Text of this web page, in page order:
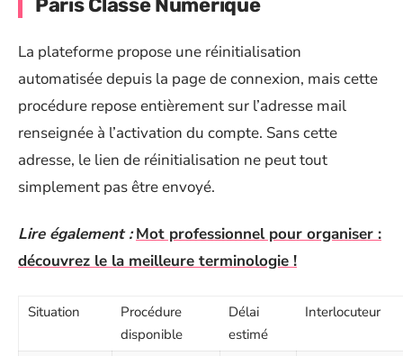
Paris Classe Numérique
La plateforme propose une réinitialisation
automatisée depuis la page de connexion, mais cette
procédure repose entièrement sur l’adresse mail
renseignée à l’activation du compte. Sans cette
adresse, le lien de réinitialisation ne peut tout
simplement pas être envoyé.
Lire également : Mot professionnel pour organiser :
découvrez le la meilleure terminologie !
Situation
Procédure
disponible
Délai
estimé
Interlocuteur